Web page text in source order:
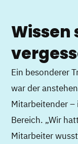
Ein besonderer
war der
Mitarbeitender
Bereich. „Wir
Mitarbeiter